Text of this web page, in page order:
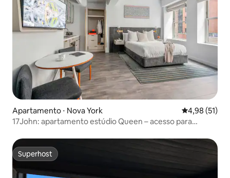
Apartamento ⋅ Nova York 4,98 de uma
4,98 (51)
17John: apartamento estúdio Queen – acesso para
Superhost
Superhost